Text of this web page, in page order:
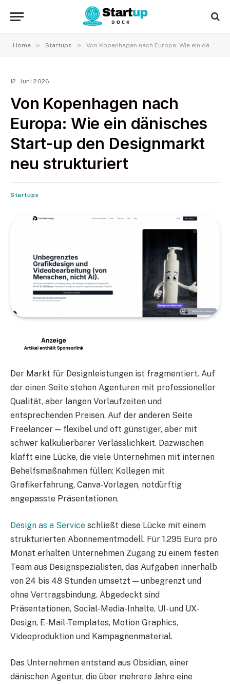
Home » Startups » Von Kopenhagen nach Europa: Wie ein dänisches Start-up den Designmarkt neu strukturiert
12. Juni 2026
Von Kopenhagen nach
Europa: Wie ein dänisches
Start-up den Designmarkt
neu strukturiert
Startups
Der Markt für Designleistungen ist fragmentiert. Auf
der einen Seite stehen Agenturen mit professioneller
Qualität, aber langen Vorlaufzeiten und
entsprechenden Preisen. Auf der anderen Seite
Freelancer — flexibel und oft günstiger, aber mit
schwer kalkulierbarer Verlässlichkeit. Dazwischen
klafft eine Lücke, die viele Unternehmen mit internen
Behelfsmaßnahmen füllen: Kollegen mit
Grafikerfahrung, Canva-Vorlagen, notdürftig
angepasste Präsentationen.
Design as a Service schließt diese Lücke mit einem
strukturierten Abonnementmodell. Für 1.295 Euro pro
Monat erhalten Unternehmen Zugang zu einem festen
Team aus Designspezialisten, das Aufgaben innerhalb
von 24 bis 48 Stunden umsetzt — unbegrenzt und
ohne Vertragsbindung. Abgedeckt sind
Präsentationen, Social-Media-Inhalte, UI- und UX-
Design, E-Mail-Templates, Motion Graphics,
Videoproduktion und Kampagnenmaterial.
Das Unternehmen entstand aus Obsidian, einer
dänischen Agentur, die über mehrere Jahre eine